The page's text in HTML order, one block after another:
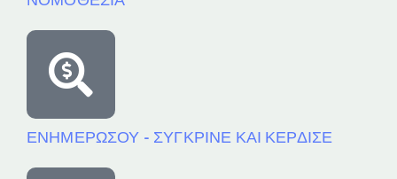
ΕΝΗΜΕΡΩΣΟΥ - ΣΥΓΚΡΙΝΕ ΚΑΙ ΚΕΡΔΙΣΕ